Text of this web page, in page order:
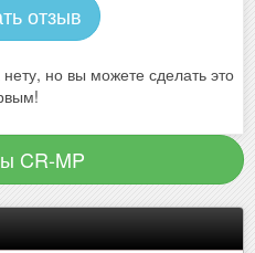
отзыв
но вы можете сделать это
CR-MP